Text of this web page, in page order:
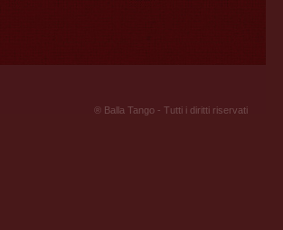
® Balla Tango - Tutti i diritti riservati